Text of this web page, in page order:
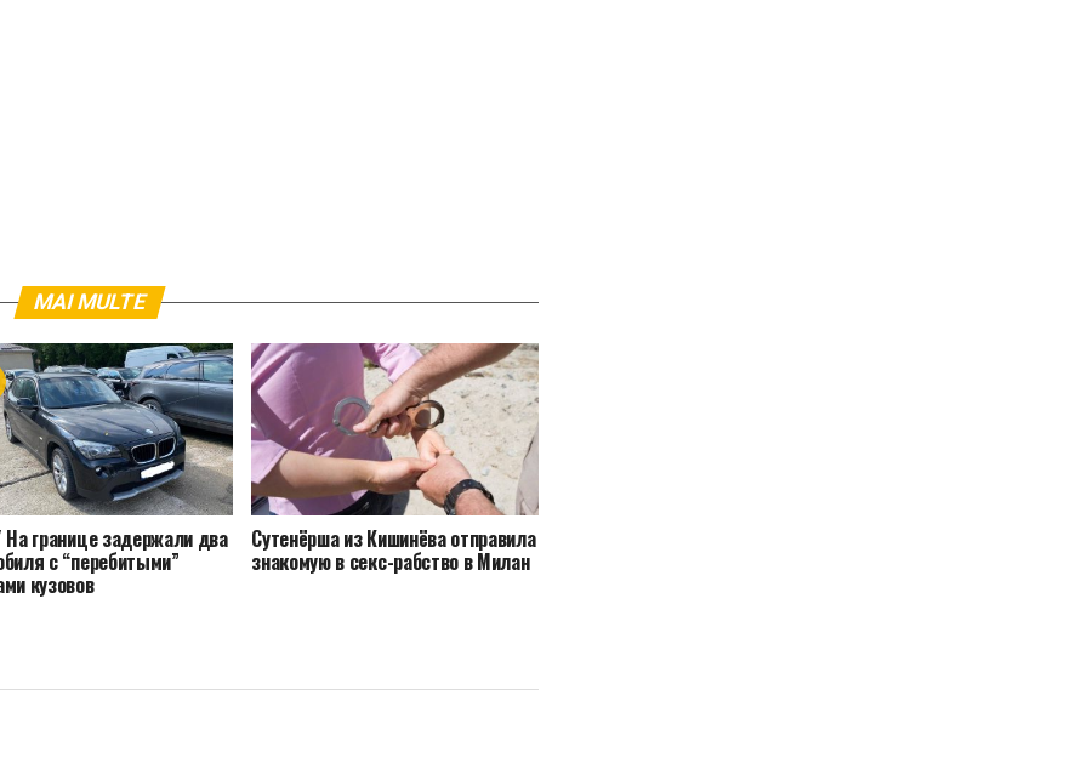
MAI MULTE
На границе задержали два
с “перебитыми”
кузовов
Сутенёрша из Кишинёва отправила
знакомую в секс-рабство в Милан